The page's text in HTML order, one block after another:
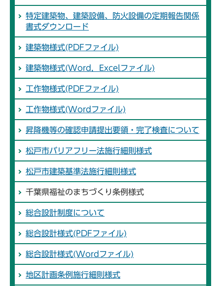
特定建築物、建築設備、防火設備の定期報告関係
書式ダウンロード
建築物様式(PDFファイル)
建築物様式(Word，Excelファイル)
工作物様式(PDFファイル)
工作物様式(Wordファイル)
昇降機等の確認申請提出要領・完了検査について
松戸市バリアフリー法施行細則様式
松戸市建築基準法施行細則様式
千葉県福祉のまちづくり条例様式
総合設計制度について
総合設計様式(PDFファイル)
総合設計様式(Wordファイル)
地区計画条例施行細則様式